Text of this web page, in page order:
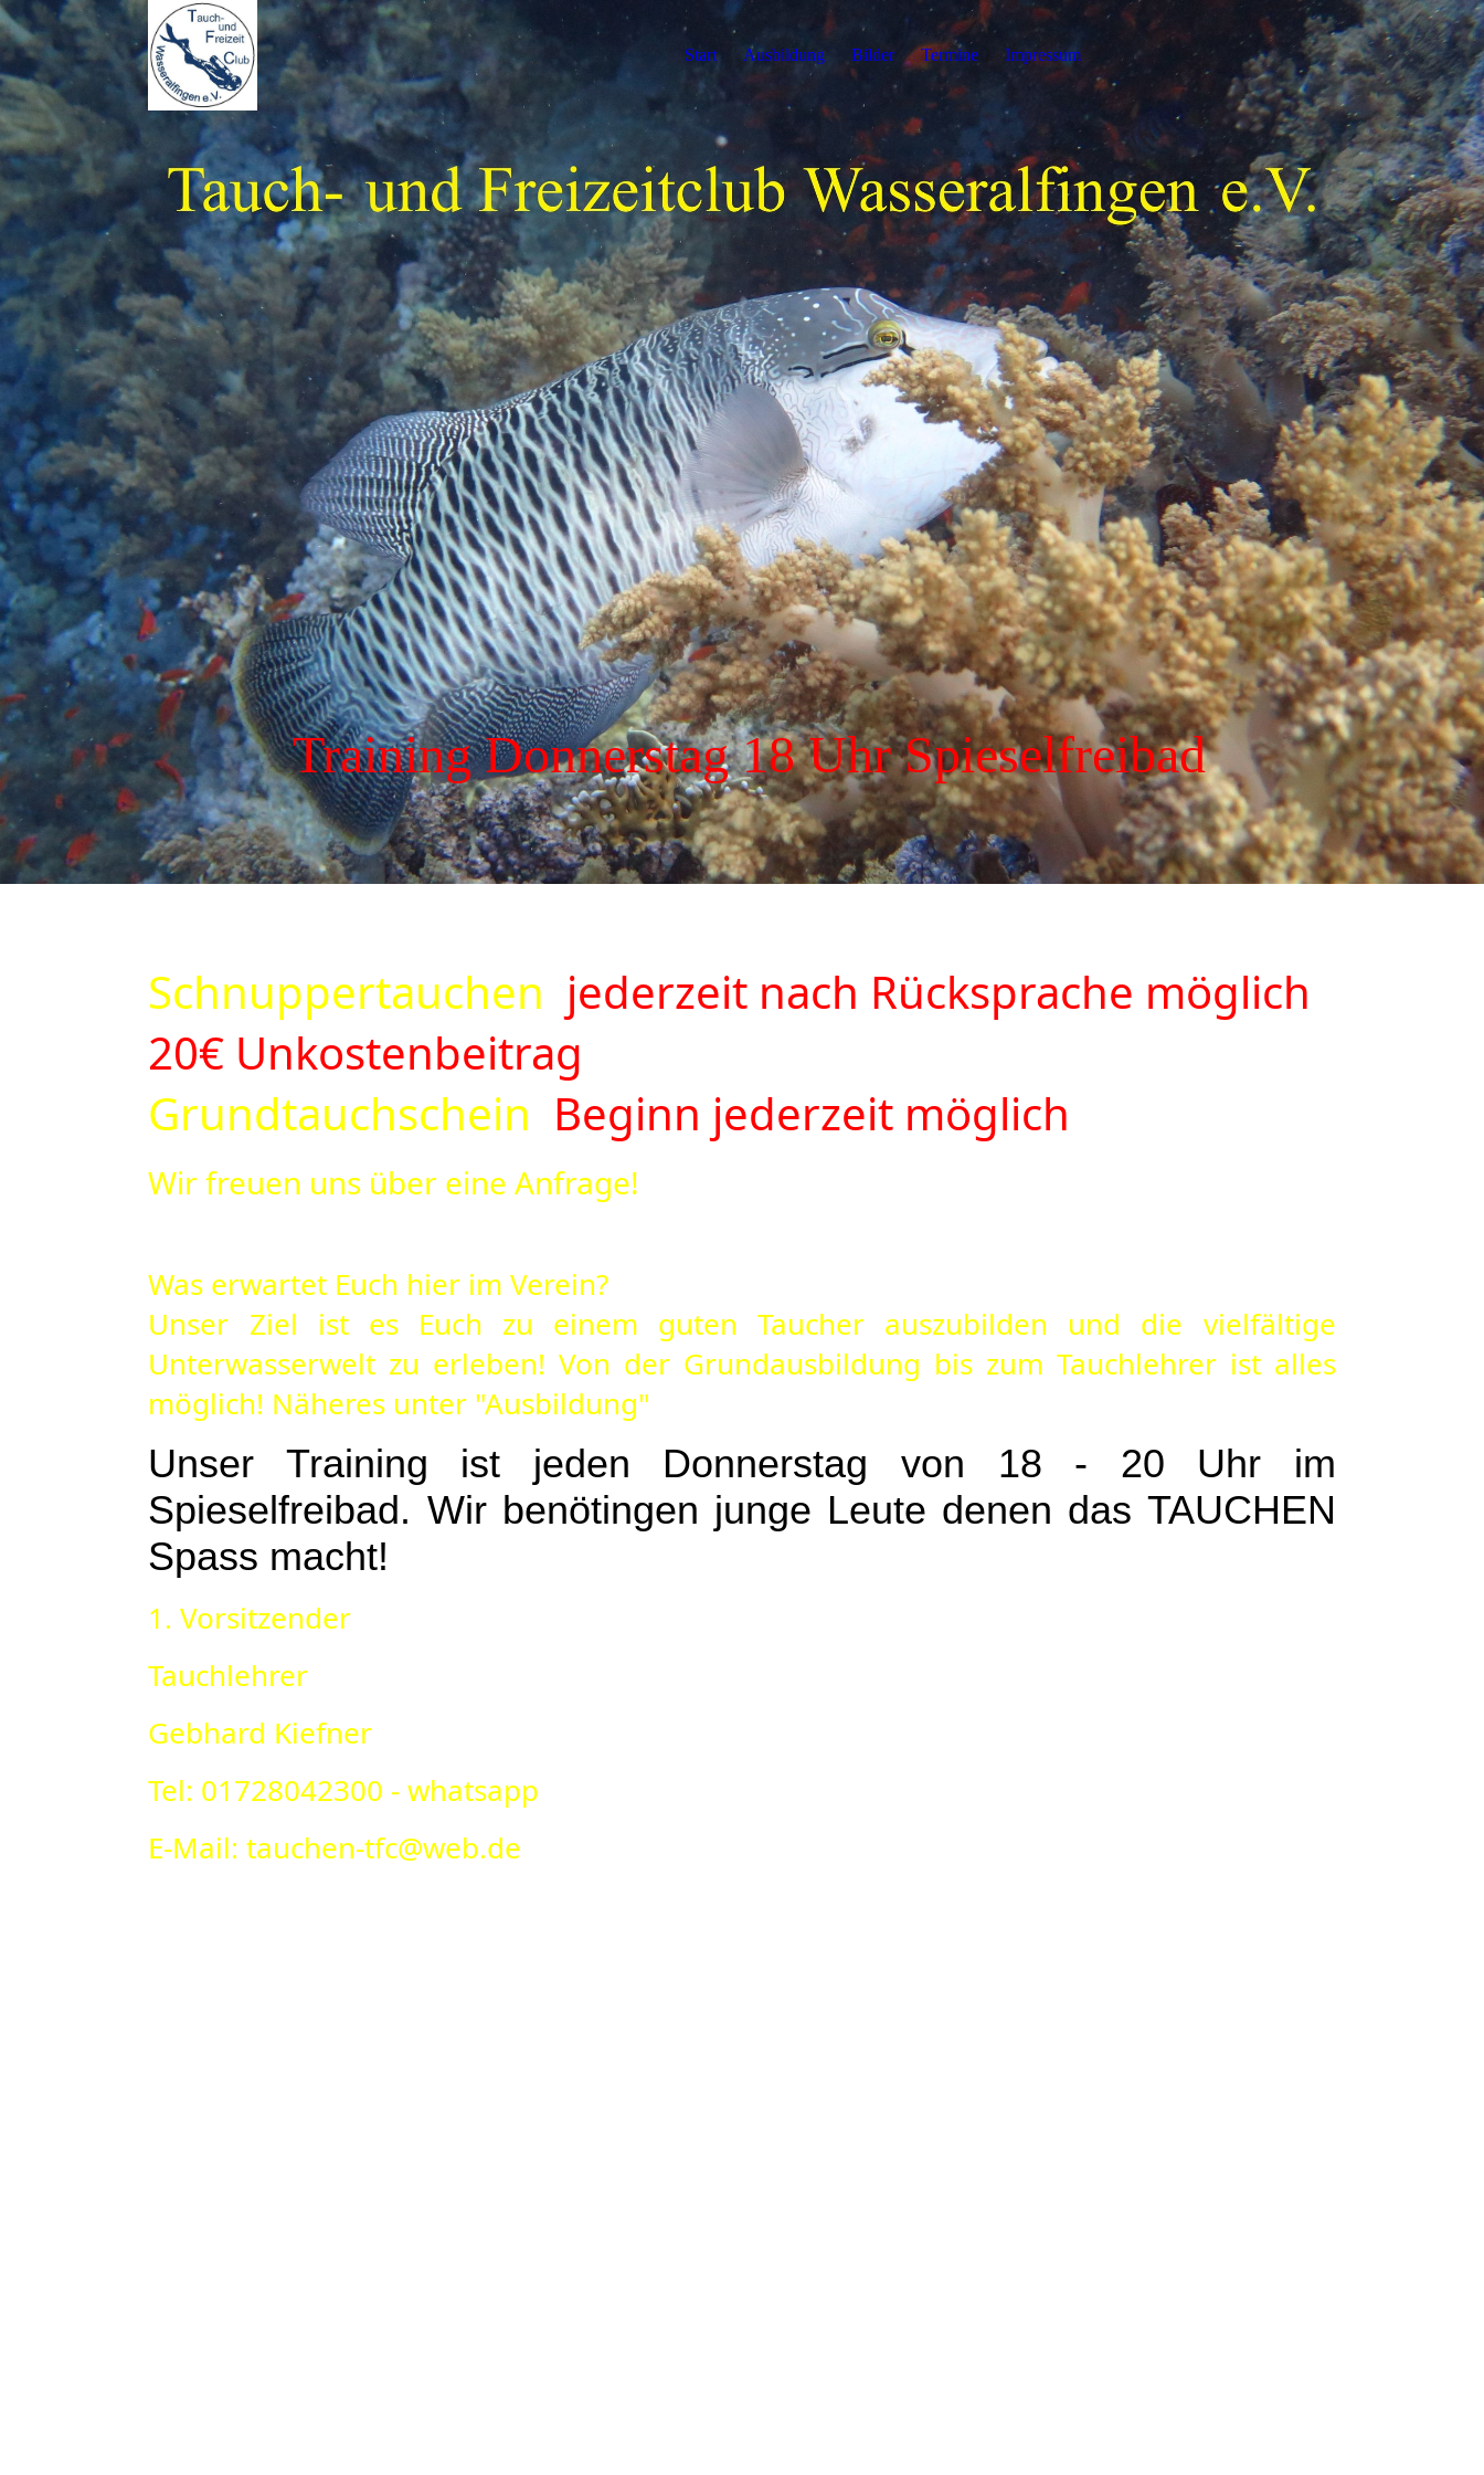
Start Ausbildung Bilder Termine Impressum
Training Donnerstag 18 Uhr Spieselfreibad
Schnuppertauchen jederzeit nach Rücksprache möglich
20€ Unkostenbeitrag
Grundtauchschein Beginn jederzeit möglich
Wir freuen uns über eine Anfrage!
Was erwartet Euch hier im Verein?
Unser Ziel ist es Euch zu einem guten Taucher auszubilden und die vielfältige
Unterwasserwelt zu erleben! Von der Grundausbildung bis zum Tauchlehrer ist alles
möglich! Näheres unter "Ausbildung"
Unser Training ist jeden Donnerstag von 18 - 20 Uhr im
Spieselfreibad. Wir benötingen junge Leute denen das TAUCHEN
Spass macht!
1. Vorsitzender
Tauchlehrer
Gebhard Kiefner
Tel: 01728042300 - whatsapp
E-Mail: tauchen-tfc@web.de